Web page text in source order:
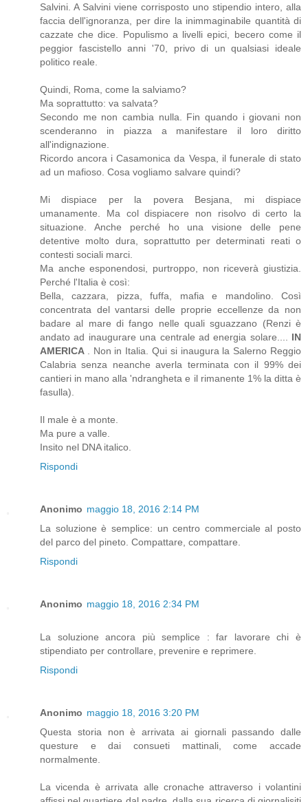
Salvini. A Salvini viene corrisposto uno stipendio intero, alla
faccia dell'ignoranza, per dire la inimmaginabile quantità di
cazzate che dice. Populismo a livelli epici, becero come il
peggior fascistello anni '70, privo di un qualsiasi ideale
politico reale.
Quindi, Roma, come la salviamo?
Ma soprattutto: va salvata?
Secondo me non cambia nulla. Fin quando i giovani non
scenderanno in piazza a manifestare il loro diritto
all'indignazione.
Ricordo ancora i Casamonica da Vespa, il funerale di stato
ad un mafioso. Cosa vogliamo salvare quindi?
Mi dispiace per la povera Besjana, mi dispiace
umanamente. Ma col dispiacere non risolvo di certo la
situazione. Anche perché ho una visione delle pene
detentive molto dura, soprattutto per determinati reati o
contesti sociali marci.
Ma anche esponendosi, purtroppo, non riceverà giustizia.
Perché l'Italia è così:
Bella, cazzara, pizza, fuffa, mafia e mandolino. Così
concentrata del vantarsi delle proprie eccellenze da non
badare al mare di fango nelle quali sguazzano (Renzi è
andato ad inaugurare una centrale ad energia solare....
IN
AMERICA
. Non in Italia. Qui si inaugura la Salerno Reggio
Calabria senza neanche averla terminata con il 99% dei
cantieri in mano alla 'ndrangheta e il rimanente 1% la ditta è
fasulla).
Il male è a monte.
Ma pure a valle.
Insito nel DNA italico.
Rispondi
Anonimo maggio 18, 2016 2:14 PM
La soluzione è semplice: un centro commerciale al posto
del parco del pineto. Compattare, compattare.
Rispondi
Anonimo maggio 18, 2016 2:34 PM
La soluzione ancora più semplice : far lavorare chi è
stipendiato per controllare, prevenire e reprimere.
Rispondi
Anonimo maggio 18, 2016 3:20 PM
Questa storia non è arrivata ai giornali passando dalle
questure e dai consueti mattinali, come accade
normalmente.
La vicenda è arrivata alle cronache attraverso i volantini